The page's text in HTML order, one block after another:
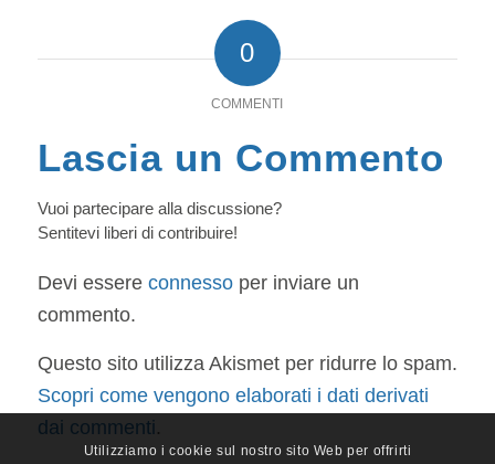
0
COMMENTI
Lascia un Commento
Vuoi partecipare alla discussione?
Sentitevi liberi di contribuire!
Devi essere connessoper inviare un
commento.
Questo sito utilizza Akismet per ridurre lo spam.
Scopri come vengono elaborati i dati derivati
dai commenti.
Utilizziamo i cookie sul nostro sito Web per offrirti